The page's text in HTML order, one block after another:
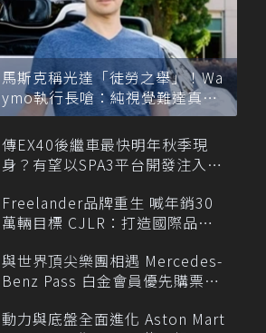
馬斯克稱光達「徒勞之舉」！Wa
ymo執行長嗆：純視覺難達真正
自動駕駛
傳EX40後繼車最快明年秋季現
身？有望以SPA3平台開發注入80
Freelander品牌重生 喊年銷30
萬輛目標 CJLR：打造國際品牌
與世界頂尖樂團相遇 Mercedes-
Benz Pass 白金會員優先購票維
動力與底盤全面進化 Aston Mart